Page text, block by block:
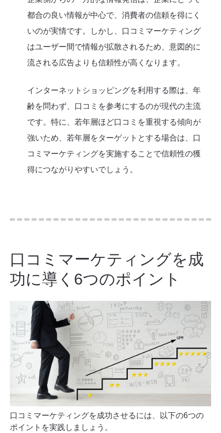
都合の良い情報が中心で、消費者の信頼を得にく
いのが実情です。しかし、口コミマーケティング
はユーザー間で情報が拡散されるため、意図的に
流される広告よりも信頼性が高くなります。
インターネットショッピングを利用する際は、年
齢を問わず、口コミを参考にするのが現代の主流
です。特に、若年層ほど口コミを重視する傾向が
強いため、若年層をターゲットとする場合は、口
コミマーケティングを実施することで信頼性の獲
得につながりやすいでしょう。
口コミマーケティングを成
功に導く6つのポイント
口コミマーケティングを成功させるには、以下の6つの
ポイントを実践しましょう。